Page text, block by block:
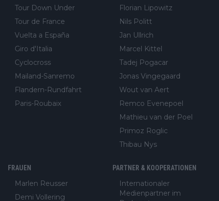
Tour Down Under
Tour de France
Vuelta a España
Giro d'Italia
Cyclocross
Mailand-Sanremo
Flandern-Rundfahrt
Paris-Roubaix
Florian Lipowitz
Nils Politt
Jan Ullrich
Marcel Kittel
Tadej Pogacar
Jonas Vingegaard
Wout van Aert
Remco Evenepoel
Mathieu van der Poel
Primoz Roglic
Thibau Nys
FRAUEN
Marlen Reusser
Demi Vollering
PARTNER & KOOPERATIONEN
Internationaler
Medienpartner im